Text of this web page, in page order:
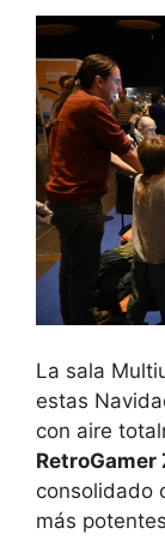
La sala
estas
con aire
RetroGamer
consolidado
más